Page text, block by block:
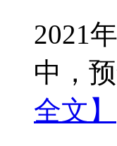
2021
中，
全文】